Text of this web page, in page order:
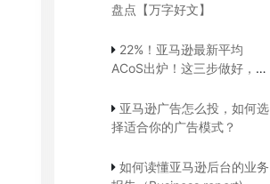
盘点【万字好文】
22%！亚马逊最新平均
ACoS出炉！这三步做好，
亚马逊广告怎么投，如何选
择适合你的广告模式？
如何读懂亚马逊后台的业务